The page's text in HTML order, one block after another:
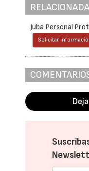
Juba Personal
Solicitar